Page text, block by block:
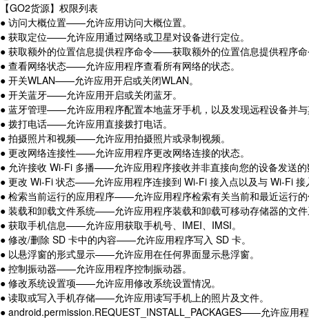
【GO2货源】权限列表
● 访问大概位置——允许应用访问大概位置。
● 获取定位——允许应用通过网络或卫星对设备进行定位。
● 获取额外的位置信息提供程序命令——获取额外的位置信息提供程序
● 查看网络状态——允许应用程序查看所有网络的状态。
● 开关WLAN——允许应用开启或关闭WLAN。
● 开关蓝牙——允许应用开启或关闭蓝牙。
● 蓝牙管理——允许应用程序配置本地蓝牙手机，以及发现远程设备并
● 拨打电话——允许应用直接拨打电话。
● 拍摄照片和视频——允许应用拍摄照片或录制视频。
● 更改网络连接性——允许应用程序更改网络连接的状态。
● 允许接收 Wi-Fi 多播——允许应用程序接收并非直接向您的设备发送
● 更改 Wi-Fi 状态——允许应用程序连接到 Wi-Fi 接入点以及与 Wi-Fi
● 检索当前运行的应用程序——允许应用程序检索有关当前和最近运行
● 装载和卸载文件系统——允许应用程序装载和卸载可移动存储器的文
● 获取手机信息——允许应用获取手机号、IMEI、IMSI。
● 修改/删除 SD 卡中的内容——允许应用程序写入 SD 卡。
● 以悬浮窗的形式显示——允许应用在任何界面显示悬浮窗。
● 控制振动器——允许应用程序控制振动器。
● 修改系统设置项——允许应用修改系统设置情况。
● 读取或写入手机存储——允许应用读写手机上的照片及文件。
● android.permission.REQUEST_INSTALL_PACKAGES——允许应用